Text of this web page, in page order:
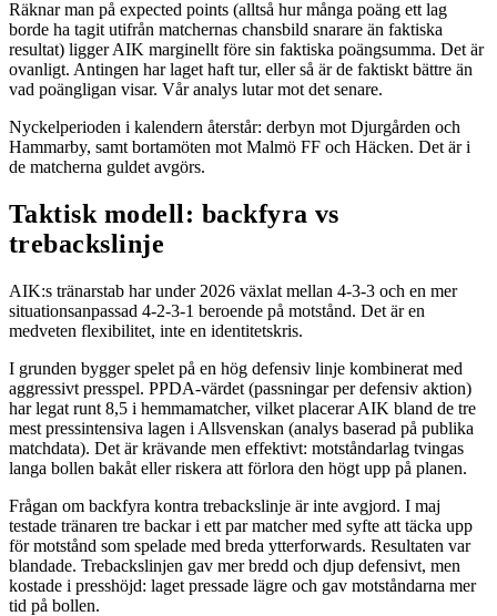
Räknar man på expected points (alltså hur många poäng ett lag
borde ha tagit utifrån matchernas chansbild snarare än faktiska
resultat) ligger AIK marginellt före sin faktiska poängsumma. Det är
ovanligt. Antingen har laget haft tur, eller så är de faktiskt bättre än
vad poängligan visar. Vår analys lutar mot det senare.
Nyckelperioden i kalendern återstår: derbyn mot Djurgården och
Hammarby, samt bortamöten mot Malmö FF och Häcken. Det är i
de matcherna guldet avgörs.
Taktisk modell: backfyra vs
trebackslinje
AIK:s tränarstab har under 2026 växlat mellan 4-3-3 och en mer
situationsanpassad 4-2-3-1 beroende på motstånd. Det är en
medveten flexibilitet, inte en identitetskris.
I grunden bygger spelet på en hög defensiv linje kombinerat med
aggressivt presspel. PPDA-värdet (passningar per defensiv aktion)
har legat runt 8,5 i hemmamatcher, vilket placerar AIK bland de tre
mest pressintensiva lagen i Allsvenskan (analys baserad på publika
matchdata). Det är krävande men effektivt: motståndarlag tvingas
langa bollen bakåt eller riskera att förlora den högt upp på planen.
Frågan om backfyra kontra trebackslinje är inte avgjord. I maj
testade tränaren tre backar i ett par matcher med syfte att täcka upp
för motstånd som spelade med breda ytterforwards. Resultaten var
blandade. Trebackslinjen gav mer bredd och djup defensivt, men
kostade i presshöjd: laget pressade lägre och gav motståndarna mer
tid på bollen.